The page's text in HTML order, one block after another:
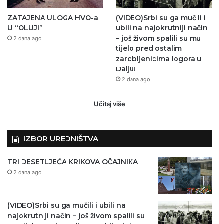
ZATAJENA ULOGA HVO-a
U “OLUJI”
2 dana ago
(VIDEO)Srbi su ga mučili i
ubili na najokrutniji način
– još živom spalili su mu
tijelo pred ostalim
zarobljenicima logora u
Dalju!
2 dana ago
Učitaj više
IZBOR UREDNIŠTVA
TRI DESETLJEĆA KRIKOVA OČAJNIKA
2 dana ago
(VIDEO)Srbi su ga mučili i ubili na
najokrutniji način – još živom spalili su